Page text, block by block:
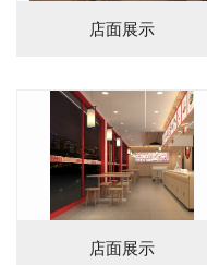
店面展示
店面展示